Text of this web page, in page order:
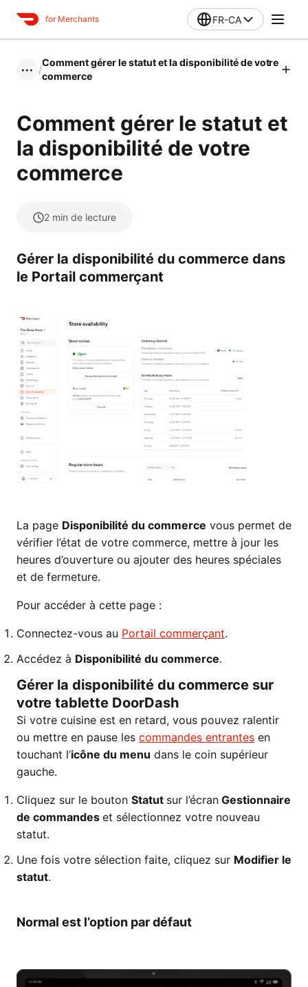
for Merchants FR-CA
••• /
Comment gérer le statut et la disponibilité de votre
commerce
Comment gérer le statut et
la disponibilité de votre
commerce
2 min de lecture
Gérer la disponibilité du commerce dans
le Portail commerçant
La page Disponibilité du commerce vous permet de
vérifier l’état de votre commerce, mettre à jour les
heures d’ouverture ou ajouter des heures spéciales
et de fermeture.
Pour accéder à cette page :
Connectez-vous au Portail commerçant.
Accédez à Disponibilité du commerce.
Gérer la disponibilité du commerce sur
votre tablette DoorDash
Si votre cuisine est en retard, vous pouvez ralentir
ou mettre en pause les commandes entrantes en
touchant l’icône du menu dans le coin supérieur
gauche.
Cliquez sur le bouton Statut sur l’écran Gestionnaire
de commandes et sélectionnez votre nouveau
statut.
Une fois votre sélection faite, cliquez sur Modifier le
statut.
Normal est l’option par défaut